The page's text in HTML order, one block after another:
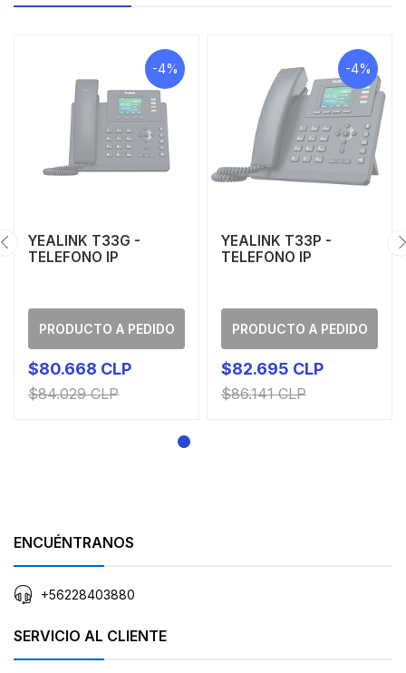
-4%
YEALINK T33G -
TELEFONO IP
PRODUCTO A PEDIDO
$80.668 CLP
$84.029 CLP
-4%
YEALINK T33P -
TELEFONO IP
PRODUCTO A PEDIDO
$82.695 CLP
$86.141 CLP
ENCUÉNTRANOS
+56228403880
SERVICIO AL CLIENTE